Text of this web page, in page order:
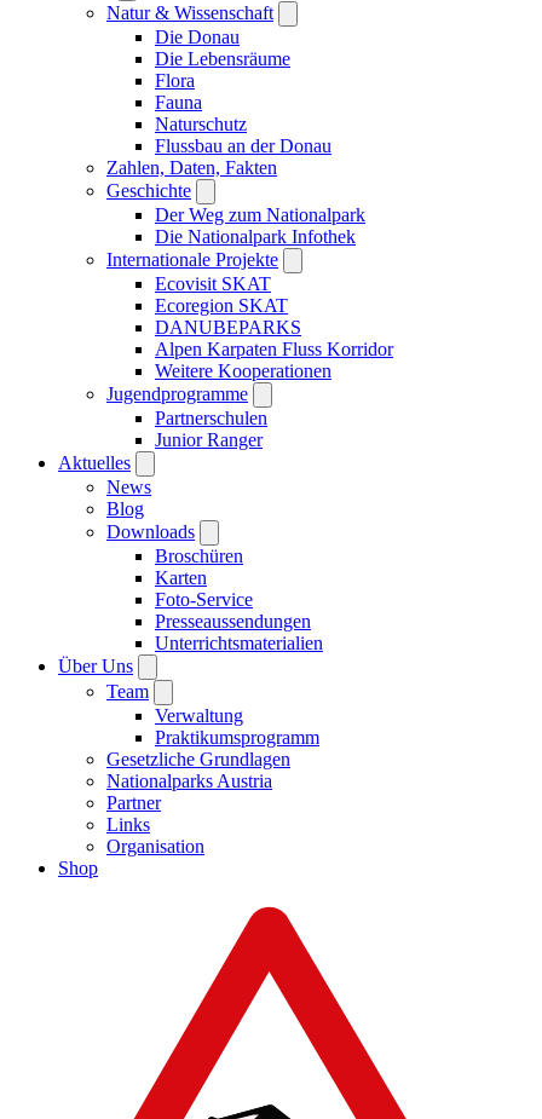
Natur & Wissenschaft
Die Donau
Die Lebensräume
Flora
Fauna
Naturschutz
Flussbau an der Donau
Zahlen, Daten, Fakten
Geschichte
Der Weg zum Nationalpark
Die Nationalpark Infothek
Internationale Projekte
Ecovisit SKAT
Ecoregion SKAT
DANUBEPARKS
Alpen Karpaten Fluss Korridor
Weitere Kooperationen
Jugendprogramme
Partnerschulen
Junior Ranger
Aktuelles
News
Blog
Downloads
Broschüren
Karten
Foto-Service
Presseaussendungen
Unterrichtsmaterialien
Über Uns
Team
Verwaltung
Praktikumsprogramm
Gesetzliche Grundlagen
Nationalparks Austria
Partner
Links
Organisation
Shop